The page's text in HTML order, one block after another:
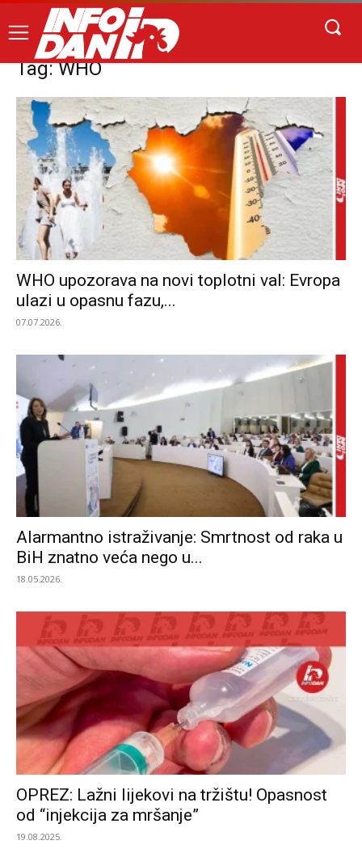
Tag: WHO
WHO upozorava na novi toplotni val: Evropa
ulazi u opasnu fazu,...
07.07.2026.
Alarmantno istraživanje: Smrtnost od raka u
BiH znatno veća nego u...
18.05.2026.
OPREZ: Lažni lijekovi na tržištu! Opasnost
od “injekcija za mršanje”
19.08.2025.